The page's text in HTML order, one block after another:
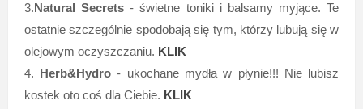
3.Natural Secrets - świetne toniki i balsamy myjące. Te
ostatnie szczególnie spodobają się tym, którzy lubują się w
olejowym oczyszczaniu. KLIK
4. Herb&Hydro - ukochane mydła w płynie!!! Nie lubisz
kostek oto coś dla Ciebie. KLIK